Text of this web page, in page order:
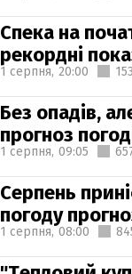
Спека на
рекордні
1 серпня, 20:00
Без опадів,
прогноз
1 серпня, 09:05
Серпень
погоду
1 серпня, 08:00